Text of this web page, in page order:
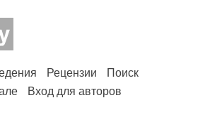
Рецензии
Поиск
Вход для авторов